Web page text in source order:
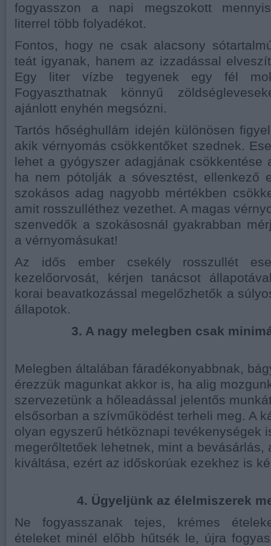
fogyasszon a napi megszokott
literrel több folyadékot.
Fontos, hogy ne csak alacsony
teát igyanak, hanem az izzadással
Egy liter vízbe tegyenek egy fél
Fogyaszthatnak könnyű
ajánlott enyhén megsózni.
Tartós hőséghullám idején különösen
akik vérnyomás csökkentőket szednek.
lehet a gyógyszer adagjának csökkentése
ha nem pótolják a sóvesztést, ellenkező
szokásos adag nagyobb mértékben
amit rosszulléthez vezethet. A magas
szenvedők a szokásosnál gyakrabban
a vérnyomásukat!
Az idős ember csekély rosszullét
kezelőorvosát, kérjen tanácsot
korai beavatkozással megelőzhetők a
állapotok.
3. A nagy melegben csak
Melegben általában fáradékonyabbnak,
érezzük magunkat akkor is, ha alig
szervezetünk a hőleadással jelentős
elsősorban a szívműködést terheli meg. A
olyan egyszerű hétköznapi tevékenységek
megerőltetőek lehetnek, mint a bevásárlás,
kiváltása, ezért az időskorúak ezekhez is
4. Ügyeljünk az élelmiszerek
Ne fogyasszanak tejes, krémes
ételeket minél előbb hűtsék le, újra